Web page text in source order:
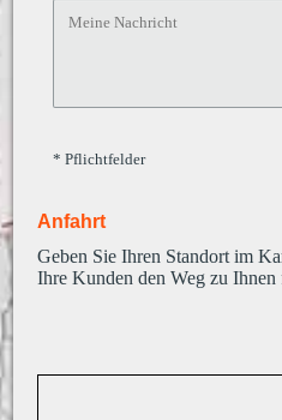
* Pflichtfelder
Anfahrt
Geben Sie Ihren Standort im
Ihre Kunden den Weg zu Ihnen